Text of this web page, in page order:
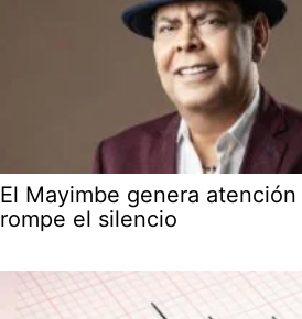
El Mayimbe genera
rompe el silencio